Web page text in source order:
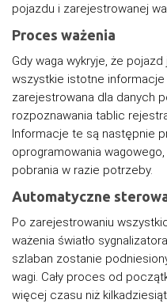
pojazdu i zarejestrowanej
Proces ważenia
Gdy waga wykryje, że
wszystkie istotne informacje
zarejestrowana dla danych
rozpoznawania tablic
Informacje te są następnie
oprogramowania
pobrania w razie potrzeby.
Automatyczne
Po zarejestrowaniu
ważenia światło
szlaban zostanie
wagi. Cały proces od
więcej czasu niż